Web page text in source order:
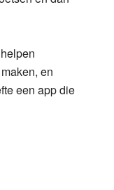
en
een app die